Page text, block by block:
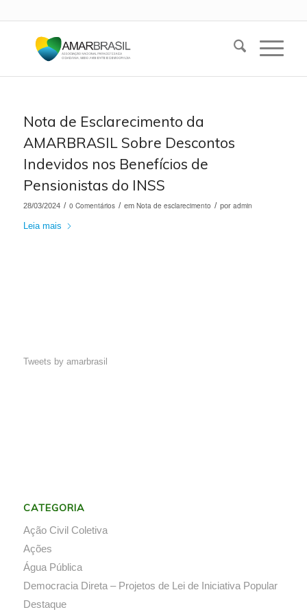
Nota de Esclarecimento da
AMARBRASIL Sobre Descontos
Indevidos nos Benefícios de
Pensionistas do INSS
28/03/2024 / 0 Comentários / em Nota de esclarecimento / por admin
Leia mais
Tweets by amarbrasil
CATEGORIA
Ação Civil Coletiva
Ações
Água Pública
Democracia Direta – Projetos de Lei de Iniciativa Popular
Destaque